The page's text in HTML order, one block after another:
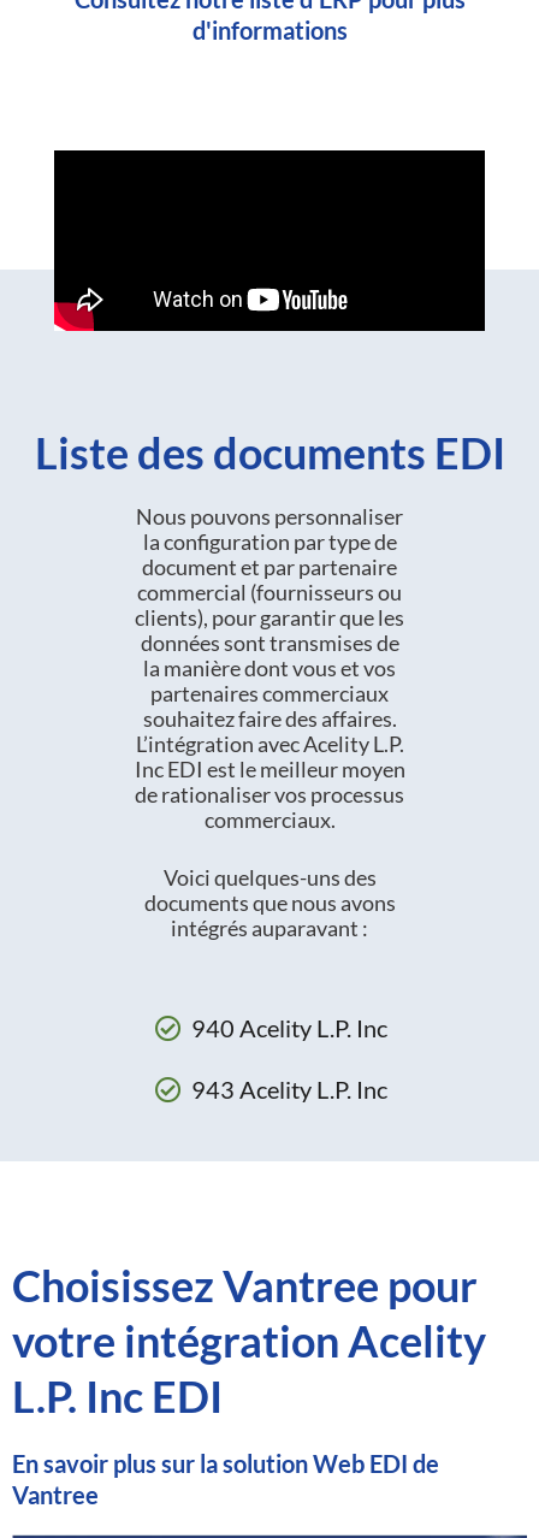
d'informations
Liste des documents EDI
Nous pouvons personnaliser
la configuration par type de
document et par partenaire
commercial (fournisseurs ou
clients), pour garantir que les
données sont transmises de
la manière dont vous et vos
partenaires commerciaux
souhaitez faire des affaires.
L’intégration avec Acelity L.P.
Inc EDI est le meilleur moyen
de rationaliser vos processus
commerciaux.
Voici quelques-uns des
documents que nous avons
intégrés auparavant :
940 Acelity L.P. Inc
943 Acelity L.P. Inc
Choisissez Vantree pour
votre intégration Acelity
L.P. Inc EDI
En savoir plus sur la solution Web EDI de
Vantree